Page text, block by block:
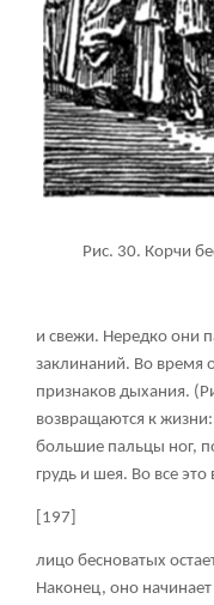
Рис. 30. Корчи
и свежи. Нередко они
заклинаний. Во время
признаков дыхания.
возвращаются к
большие пальцы ног,
грудь и шея. Во все это
[197]
лицо бесноватых
Наконец, оно